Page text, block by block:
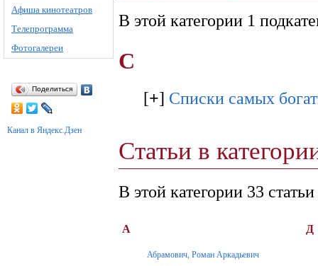
Афиша кинотеатров
Телепрограмма
Фотогалереи
Поделиться
Канал в Яндекс.Дзен
В этой категории 1
С
[+] Списки самых
Статьи в
В этой категории 33 статьи
А
Абрамович, Роман Аркадьевич
Д